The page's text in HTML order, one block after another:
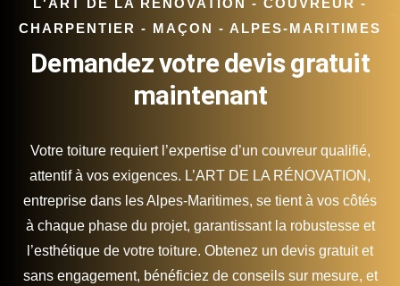
CHARPENTIER - MAÇON - ALPES-MARITIMES
Demandez votre devis gratuit
maintenant
Votre toiture requiert l’expertise d’un couvreur qualifié,
attentif à vos exigences. L’ART DE LA RÉNOVATION,
entreprise dans les Alpes-Maritimes, se tient à vos côtés
à chaque phase du projet, garantissant la robustesse et
l’esthétique de votre toiture. Obtenez un devis gratuit et
sans engagement, bénéficiez de conseils sur mesure, et